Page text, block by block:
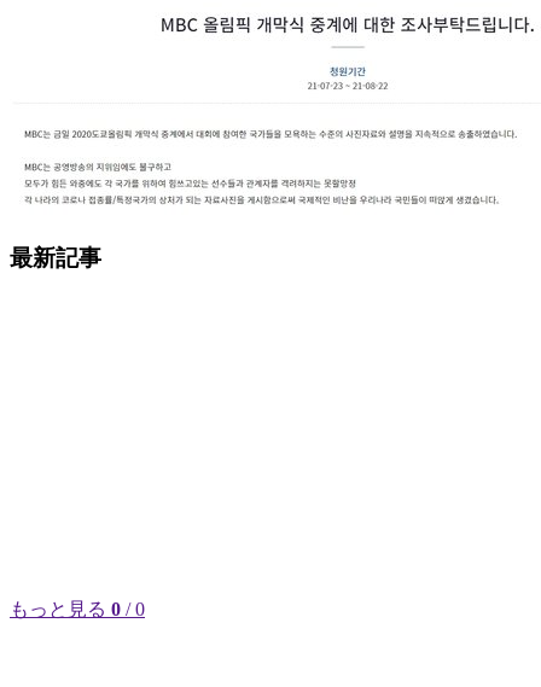
最新記事
もっと見る 0 / 0